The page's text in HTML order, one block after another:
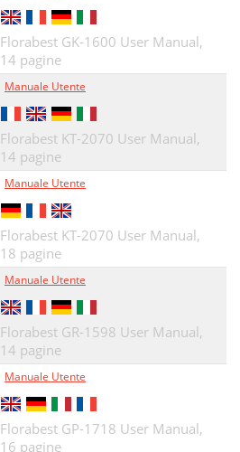
Florabest GK-1600 User Manual,
14 pagine
Manuale Utente
Florabest KT-2070 User Manual,
14 pagine
Manuale Utente
Florabest KT-2070 User Manual,
18 pagine
Manuale Utente
Florabest GR-1598 User Manual,
14 pagine
Manuale Utente
Florabest GP-1718 User Manual,
16 pagine